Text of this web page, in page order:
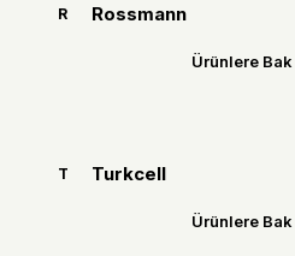
R Rossmann
Ürünlere Bak
T Turkcell
Ürünlere Bak